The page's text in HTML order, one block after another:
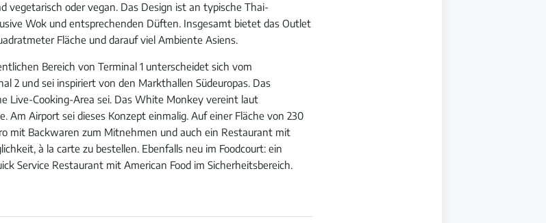
vegetarisch oder vegan. Das Design ist an typische Thai-
Wok und entsprechenden Düften. Insgesamt bietet das Outlet
Fläche und darauf viel Ambiente Asiens.
Bereich von Terminal 1 unterscheidet sich vom
2 und sei inspiriert von den Markthallen Südeuropas. Das
Live-Cooking-Area sei. Das White Monkey vereint laut
Am Airport sei dieses Konzept einmalig. Auf einer Fläche von 230
mit Backwaren zum Mitnehmen und auch ein Restaurant mit
à la carte zu bestellen. Ebenfalls neu im Foodcourt: ein
Service Restaurant mit American Food im Sicherheitsbereich.